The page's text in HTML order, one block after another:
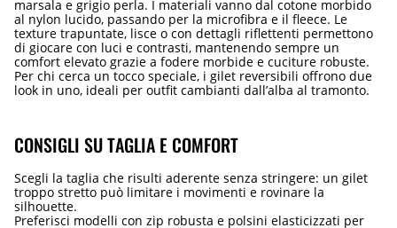
marsala e grigio perla. I materiali vanno dal cotone morbido
al nylon lucido, passando per la microfibra e il fleece. Le
texture trapuntate, lisce o con dettagli riflettenti permettono
di giocare con luci e contrasti, mantenendo sempre un
comfort elevato grazie a fodere morbide e cuciture robuste.
Per chi cerca un tocco speciale, i gilet reversibili offrono due
look in uno, ideali per outfit cambianti dall’alba al tramonto.
CONSIGLI SU TAGLIA E COMFORT
Scegli la taglia che risulti aderente senza stringere: un gilet
troppo stretto può limitare i movimenti e rovinare la
silhouette.
Preferisci modelli con zip robusta e polsini elasticizzati per